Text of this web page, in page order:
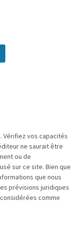
Vérifiez vos capacités
ne saurait être
ou de
sur ce site. Bien que
que nous
prévisions juridiques
comme